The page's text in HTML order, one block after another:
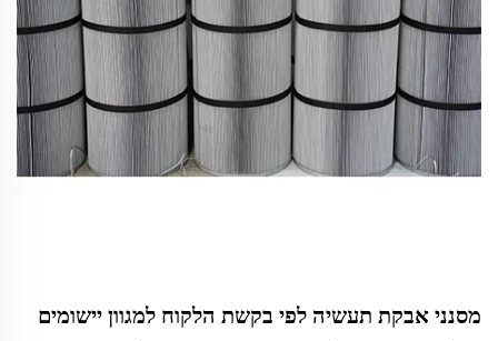
מסנני אבקת תעשיה לפי בקשת הלקוח למגוון יישומים